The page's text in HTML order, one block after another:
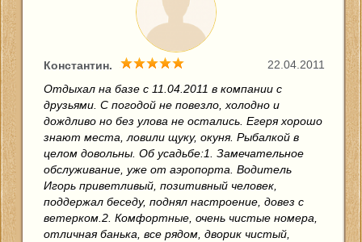
Отзывы
Отчеты о рыбалке
22.04.2011
Константин.
Отдыхал на базе с 11.04.2011 в компании с
друзьями. С погодой не повезло, холодно и
дождливо но без улова не остались. Егеря хорошо
знают места, ловили щуку, окуня. Рыбалкой в
целом довольны. Об усадьбе:1. Замечательное
обслуживание, уже от аэропорта. Водитель
Игорь приветливый, позитивный человек,
поддержал беседу, поднял настроение, довез с
ветерком.2. Комфортные, очень чистые номера,
отличная банька, все рядом, дворик чистый,